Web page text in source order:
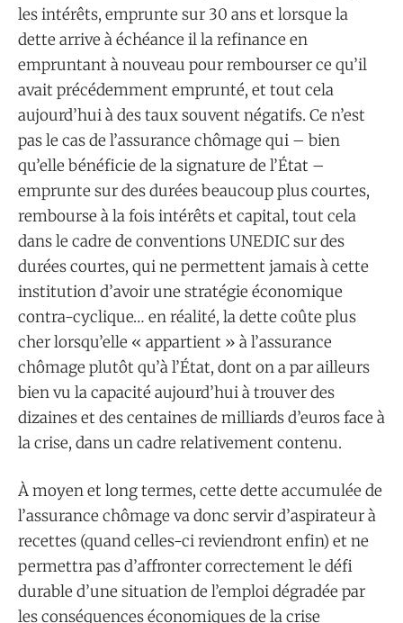
les intérêts, emprunte sur 30 ans et lorsque la
dette arrive à échéance il la refinance en
empruntant à nouveau pour rembourser ce qu’il
avait précédemment emprunté, et tout cela
aujourd’hui à des taux souvent négatifs. Ce n’est
pas le cas de l’assurance chômage qui – bien
qu’elle bénéficie de la signature de l’État –
emprunte sur des durées beaucoup plus courtes,
rembourse à la fois intérêts et capital, tout cela
dans le cadre de conventions UNEDIC sur des
durées courtes, qui ne permettent jamais à cette
institution d’avoir une stratégie économique
contra-cyclique… en réalité, la dette coûte plus
cher lorsqu’elle « appartient » à l’assurance
chômage plutôt qu’à l’État, dont on a par ailleurs
bien vu la capacité aujourd’hui à trouver des
dizaines et des centaines de milliards d’euros face à
la crise, dans un cadre relativement contenu.
À moyen et long termes, cette dette accumulée de
l’assurance chômage va donc servir d’aspirateur à
recettes (quand celles-ci reviendront enfin) et ne
permettra pas d’affronter correctement le défi
durable d’une situation de l’emploi dégradée par
les conséquences économiques de la crise